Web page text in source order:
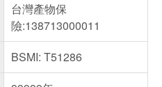
台灣產物保
險:138713000011
BSMI: T51286